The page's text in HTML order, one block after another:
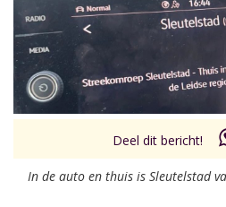
Deel dit bericht!
In de auto en thuis is Sleutelstad